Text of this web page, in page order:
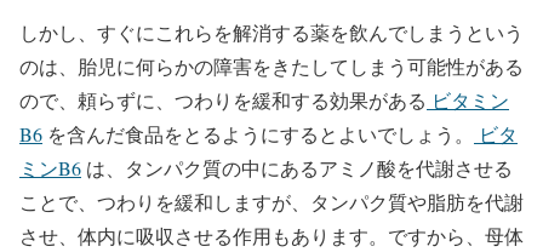
しかし、すぐにこれらを解消する薬を飲んでしまうという
のは、胎児に何らかの障害をきたしてしまう可能性がある
ので、頼らずに、つわりを緩和する効果がある ビタミン
B6 を含んだ食品をとるようにするとよいでしょう。
ビタ
ミンB6 は、タンパク質の中にあるアミノ酸を代謝させる
ことで、つわりを緩和しますが、タンパク質や脂肪を代謝
させ、体内に吸収させる作用もあります。ですから、母体